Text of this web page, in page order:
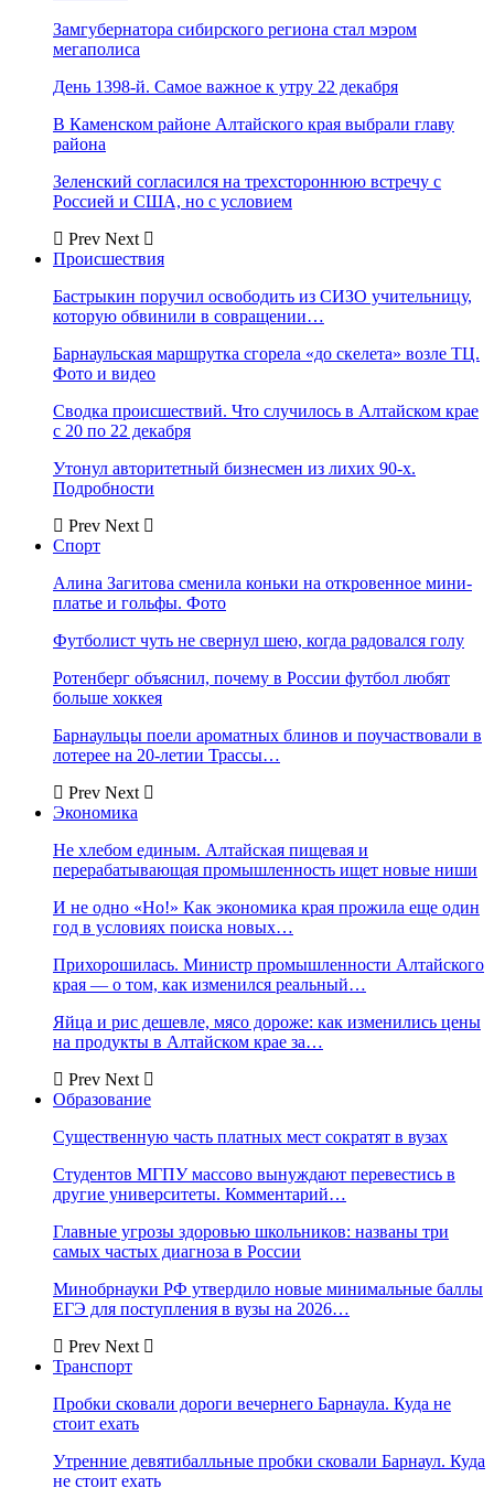
Замгубернатора сибирского региона стал мэром
мегаполиса
День 1398-й. Самое важное к утру 22 декабря
В Каменском районе Алтайского края выбрали главу
района
Зеленский согласился на трехстороннюю встречу с
Россией и США, но с условием
Prev Next
Происшествия
Бастрыкин поручил освободить из СИЗО учительницу,
которую обвинили в совращении…
Барнаульская маршрутка сгорела «до скелета» возле ТЦ.
Фото и видео
Сводка происшествий. Что случилось в Алтайском крае
с 20 по 22 декабря
Утонул авторитетный бизнесмен из лихих 90-х.
Подробности
Prev Next
Спорт
Алина Загитова сменила коньки на откровенное мини-
платье и гольфы. Фото
Футболист чуть не свернул шею, когда радовался голу
Ротенберг объяснил, почему в России футбол любят
больше хоккея
Барнаульцы поели ароматных блинов и поучаствовали в
лотерее на 20-летии Трассы…
Prev Next
Экономика
Не хлебом единым. Алтайская пищевая и
перерабатывающая промышленность ищет новые ниши
И не одно «Но!» Как экономика края прожила еще один
год в условиях поиска новых…
Прихорошилась. Министр промышленности Алтайского
края — о том, как изменился реальный…
Яйца и рис дешевле, мясо дороже: как изменились цены
на продукты в Алтайском крае за…
Prev Next
Образование
Существенную часть платных мест сократят в вузах
Студентов МГПУ массово вынуждают перевестись в
другие университеты. Комментарий…
Главные угрозы здоровью школьников: названы три
самых частых диагноза в России
Минобрнауки РФ утвердило новые минимальные баллы
ЕГЭ для поступления в вузы на 2026…
Prev Next
Транспорт
Пробки сковали дороги вечернего Барнаула. Куда не
стоит ехать
Утренние девятибалльные пробки сковали Барнаул. Куда
не стоит ехать